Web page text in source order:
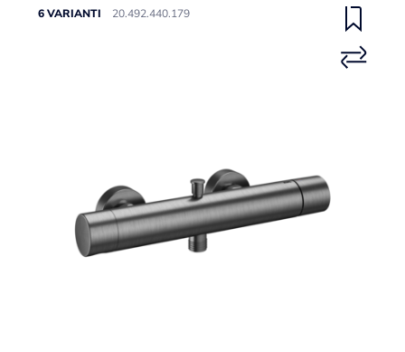
6 VARIANTI 20.492.440.179